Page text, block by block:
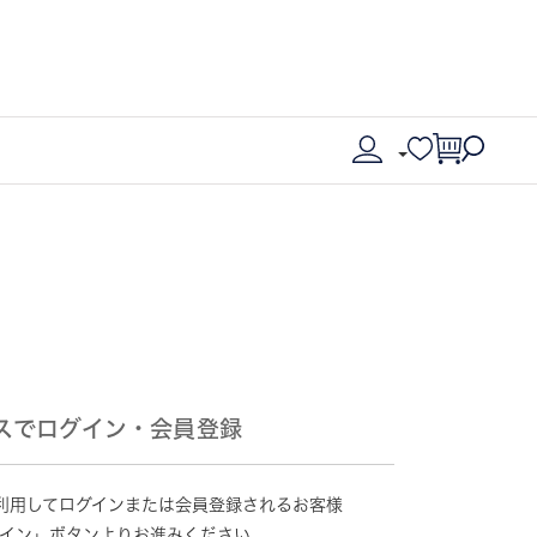
でログイン・会員登録
してログインまたは会員登録されるお客様